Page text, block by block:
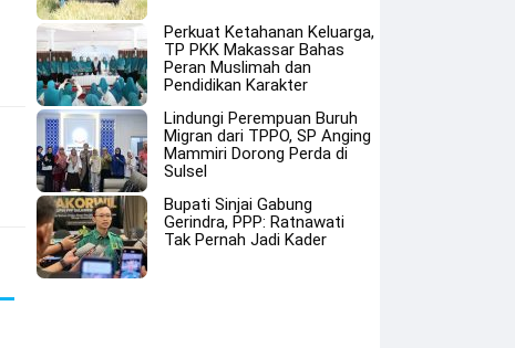
Perkuat Ketahanan Keluarga,
TP PKK Makassar Bahas
Peran Muslimah dan
Pendidikan Karakter
Lindungi Perempuan Buruh
Migran dari TPPO, SP Anging
Mammiri Dorong Perda di
Sulsel
Bupati Sinjai Gabung
Gerindra, PPP: Ratnawati
Tak Pernah Jadi Kader